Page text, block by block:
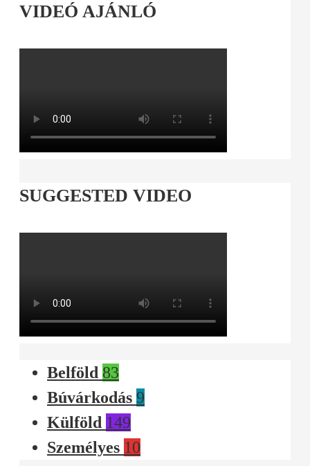
VIDEÓ AJÁNLÓ
SUGGESTED VIDEO
Belföld 83
Búvárkodás 9
Külföld 149
Személyes 10